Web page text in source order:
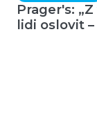
Prager's:
lidi oslovit